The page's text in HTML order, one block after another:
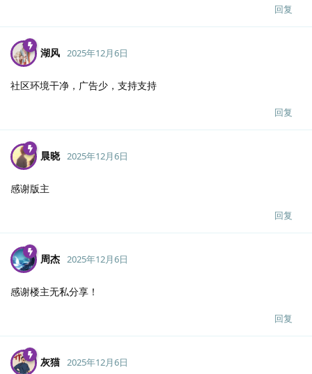
回复
湖风 2025年12月6日
社区环境干净，广告少，支持支持
回复
晨晓 2025年12月6日
感谢版主
回复
周杰 2025年12月6日
感谢楼主无私分享！
回复
灰猫 2025年12月6日